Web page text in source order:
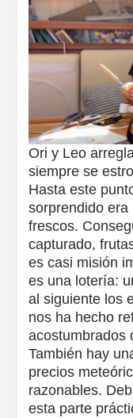
Ori y Leo
siempre se
Hasta este
sorprendido
frescos.
capturado,
es casi misión
es una lotería:
al siguiente los
nos ha hecho
acostumbrados
También hay
precios
razonables.
esta parte